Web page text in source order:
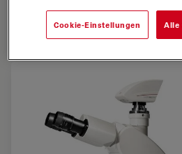
Cookie-Einstellungen Alle